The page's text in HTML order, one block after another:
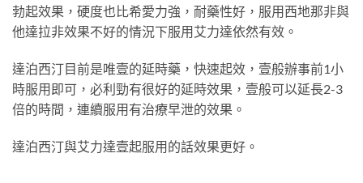
勃起效果，硬度也比希愛力強，耐藥性好，服用西地那非與
他達拉非效果不好的情況下服用艾力達依然有效。
達泊西汀目前是唯壹的延時藥，快速起效，壹般辦事前1小
時服用即可，必利勁有很好的延時效果，壹般可以延長2-3
倍的時間，連續服用有治療早泄的效果。
達泊西汀與艾力達壹起服用的話效果更好。